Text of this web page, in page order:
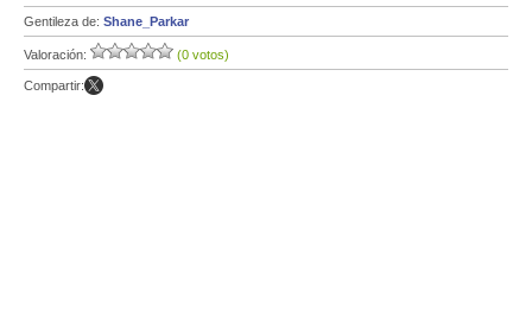
Gentileza de: Shane_Parkar
Valoración: (0 votos)
Compartir: